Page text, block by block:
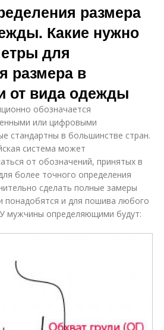
размера
Какие нужно
для
размера в
от вида одежды
обозначается
или цифровыми
стандартны в большинстве стран.
система может
от обозначений, принятых в
более точного определения
сделать полные замеры
понадобятся и для пошива любого
мужчины определяющими будут: